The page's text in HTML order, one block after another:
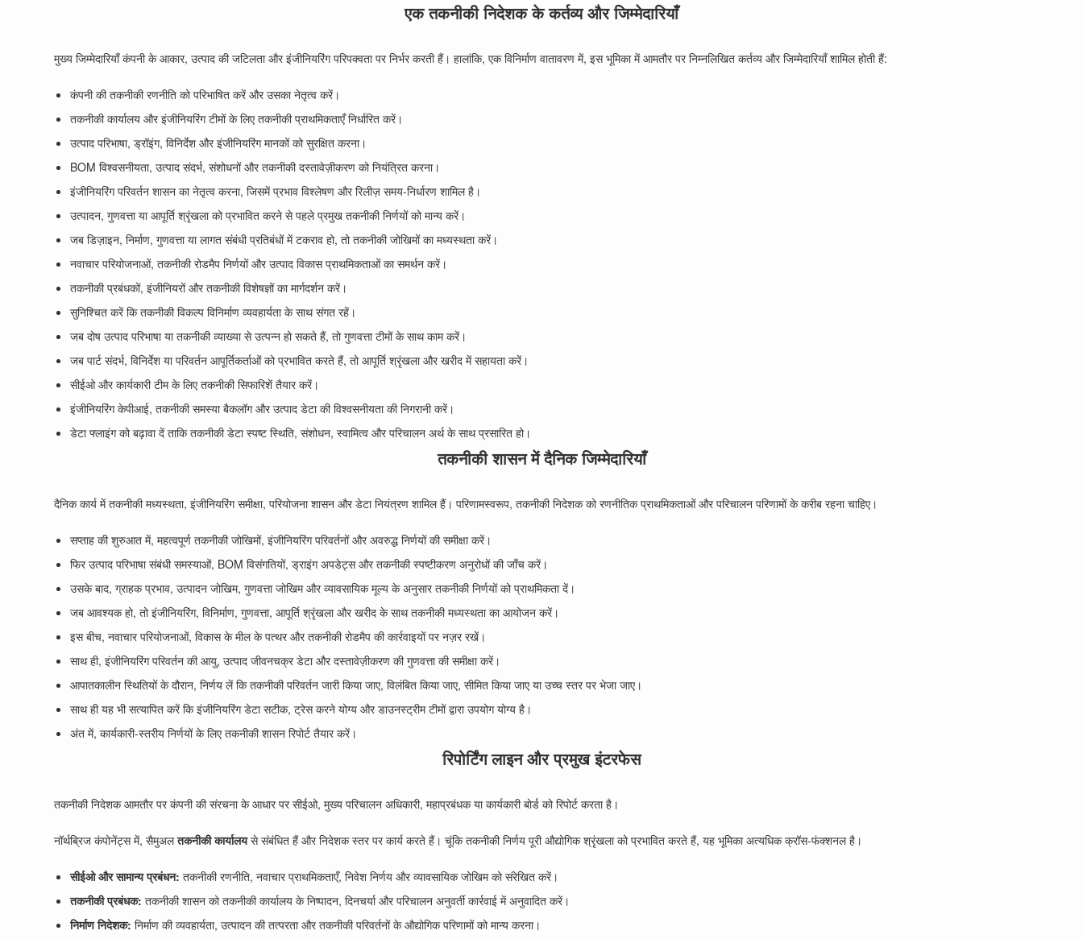
एक तकनीकी निदेशक के कर्तव्य और जिम्मेदारियाँ
मुख्य जिम्मेदारियाँ कंपनी के आकार, उत्पाद की जटिलता और इंजीनियरिंग परिपक्वता पर निर्भर करती हैं। हालांकि, एक विनिर्माण वातावरण में, इस भूमिका में आमतौर पर निम्नलिखित कर्तव्य और जिम्मेदारियाँ शामिल होती हैं:
कंपनी की तकनीकी रणनीति को परिभाषित करें और उसका नेतृत्व करें।
तकनीकी कार्यालय और इंजीनियरिंग टीमों के लिए तकनीकी प्राथमिकताएँ निर्धारित करें।
उत्पाद परिभाषा, ड्रॉइंग, विनिर्देश और इंजीनियरिंग मानकों को सुरक्षित करना।
BOM विश्वसनीयता, उत्पाद संदर्भ, संशोधनों और तकनीकी दस्तावेज़ीकरण को नियंत्रित करना।
इंजीनियरिंग परिवर्तन शासन का नेतृत्व करना, जिसमें प्रभाव विश्लेषण और रिलीज़ समय-निर्धारण शामिल है।
उत्पादन, गुणवत्ता या आपूर्ति श्रृंखला को प्रभावित करने से पहले प्रमुख तकनीकी निर्णयों को मान्य करें।
जब डिज़ाइन, निर्माण, गुणवत्ता या लागत संबंधी प्रतिबंधों में टकराव हो, तो तकनीकी जोखिमों का मध्यस्थता करें।
नवाचार परियोजनाओं, तकनीकी रोडमैप निर्णयों और उत्पाद विकास प्राथमिकताओं का समर्थन करें।
तकनीकी प्रबंधकों, इंजीनियरों और तकनीकी विशेषज्ञों का मार्गदर्शन करें।
सुनिश्चित करें कि तकनीकी विकल्प विनिर्माण व्यवहार्यता के साथ संगत रहें।
जब दोष उत्पाद परिभाषा या तकनीकी व्याख्या से उत्पन्न हो सकते हैं, तो गुणवत्ता टीमों के साथ काम करें।
जब पार्ट संदर्भ, विनिर्देश या परिवर्तन आपूर्तिकर्ताओं को प्रभावित करते हैं, तो आपूर्ति श्रृंखला और खरीद में सहायता करें।
सीईओ और कार्यकारी टीम के लिए तकनीकी सिफारिशें तैयार करें।
इंजीनियरिंग केपीआई, तकनीकी समस्या बैकलॉग और उत्पाद डेटा की विश्वसनीयता की निगरानी करें।
डेटा फ्लाइंग को बढ़ावा दें ताकि तकनीकी डेटा स्पष्ट स्थिति, संशोधन, स्वामित्व और परिचालन अर्थ के साथ प्रसारित हो।
तकनीकी शासन में दैनिक जिम्मेदारियाँ
दैनिक कार्य में तकनीकी मध्यस्थता, इंजीनियरिंग समीक्षा, परियोजना शासन और डेटा नियंत्रण शामिल हैं। परिणामस्वरूप, तकनीकी निदेशक को रणनीतिक प्राथमिकताओं और परिचालन परिणामों के करीब रहना चाहिए।
सप्ताह की शुरुआत में, महत्वपूर्ण तकनीकी जोखिमों, इंजीनियरिंग परिवर्तनों और अवरुद्ध निर्णयों की समीक्षा करें।
फिर उत्पाद परिभाषा संबंधी समस्याओं, BOM विसंगतियों, ड्राइंग अपडेट्स और तकनीकी स्पष्टीकरण अनुरोधों की जाँच करें।
उसके बाद, ग्राहक प्रभाव, उत्पादन जोखिम, गुणवत्ता जोखिम और व्यावसायिक मूल्य के अनुसार तकनीकी निर्णयों को प्राथमिकता दें।
जब आवश्यक हो, तो इंजीनियरिंग, विनिर्माण, गुणवत्ता, आपूर्ति श्रृंखला और खरीद के साथ तकनीकी मध्यस्थता का आयोजन करें।
इस बीच, नवाचार परियोजनाओं, विकास के मील के पत्थर और तकनीकी रोडमैप की कार्रवाइयों पर नज़र रखें।
साथ ही, इंजीनियरिंग परिवर्तन की आयु, उत्पाद जीवनचक्र डेटा और दस्तावेज़ीकरण की गुणवत्ता की समीक्षा करें।
आपातकालीन स्थितियों के दौरान, निर्णय लें कि तकनीकी परिवर्तन जारी किया जाए, विलंबित किया जाए, सीमित किया जाए या उच्च स्तर पर भेजा जाए।
साथ ही यह भी सत्यापित करें कि इंजीनियरिंग डेटा सटीक, ट्रेस करने योग्य और डाउनस्ट्रीम टीमों द्वारा उपयोग योग्य है।
अंत में, कार्यकारी-स्तरीय निर्णयों के लिए तकनीकी शासन रिपोर्ट तैयार करें।
रिपोर्टिंग लाइन और प्रमुख इंटरफेस
तकनीकी निदेशक आमतौर पर कंपनी की संरचना के आधार पर सीईओ, मुख्य परिचालन अधिकारी, महाप्रबंधक या कार्यकारी बोर्ड को रिपोर्ट करता है।
नॉर्थब्रिज कंपोनेंट्स में, सैमुअलतकनीकी कार्यालयसे संबंधित हैं और निदेशक स्तर पर कार्य करते हैं। चूंकि तकनीकी निर्णय पूरी औद्योगिक श्रृंखला को प्रभावित करते हैं, यह भूमिका अत्यधिक क्रॉस-फंक्शनल है।
सीईओ और सामान्य प्रबंधन: तकनीकी रणनीति, नवाचार प्राथमिकताएँ, निवेश निर्णय और व्यावसायिक जोखिम को संरेखित करें।
तकनीकी प्रबंधक: तकनीकी शासन को तकनीकी कार्यालय के निष्पादन, दिनचर्या और परिचालन अनुवर्ती कार्रवाई में अनुवादित करें।
निर्माण निदेशक: निर्माण की व्यवहार्यता, उत्पादन की तत्परता और तकनीकी परिवर्तनों के औद्योगिक परिणामों को मान्य करना।